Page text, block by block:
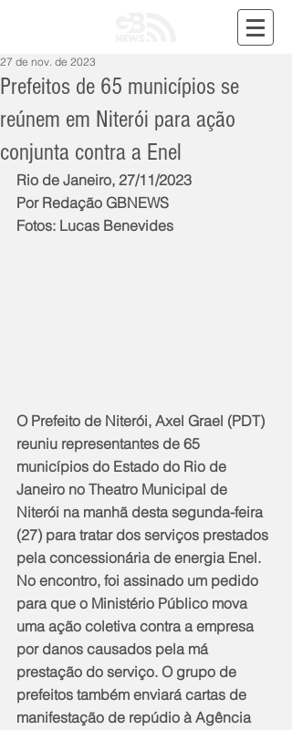
Prefeitos de 65 municípios se
reúnem em Niterói para ação
conjunta contra a Enel
27 de nov. de 2023
Rio de Janeiro, 27/11/2023
Por Redação GBNEWS
Fotos: Lucas Benevides
O Prefeito de Niterói, Axel Grael (PDT)
reuniu representantes de 65
municípios do Estado do Rio de
Janeiro no Theatro Municipal de
Niterói na manhã desta segunda-feira
(27) para tratar dos serviços prestados
pela concessionária de energia Enel.
No encontro, foi assinado um pedido
para que o Ministério Público mova
uma ação coletiva contra a empresa
por danos causados pela má
prestação do serviço. O grupo de
prefeitos também enviará cartas de
manifestação de repúdio à Agência